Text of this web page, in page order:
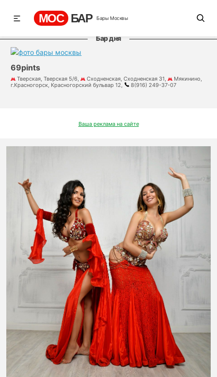
МОС БАР Бары Москвы
Бар дня
69pints
Тверская, Тверская 5/6, Сходненская, Сходненская 31,
Мякинино,
г.Красногорск, Красногорский бульвар 12,
8(916) 249-37-07
Ваша реклама на сайте